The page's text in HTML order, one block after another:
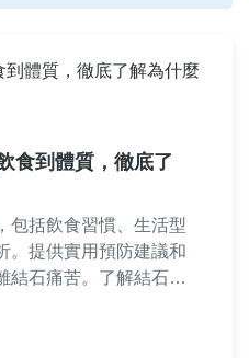
食到體質，徹底了
包括飲食習慣、生活型
。提供實用預防建議和
結石痛苦。了解結石形